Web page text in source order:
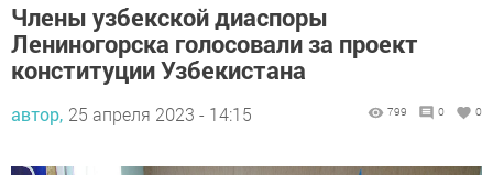
Члены узбекской диаспоры
Лениногорска голосовали за проект
конституции Узбекистана
автор, 25 апреля 2023 - 14:15 799 0 0